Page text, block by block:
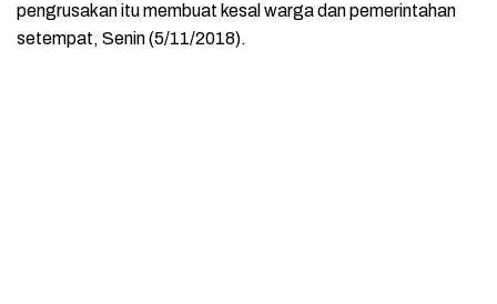
pengrusakan itu membuat kesal warga dan pemerintahan
setempat, Senin (5/11/2018).